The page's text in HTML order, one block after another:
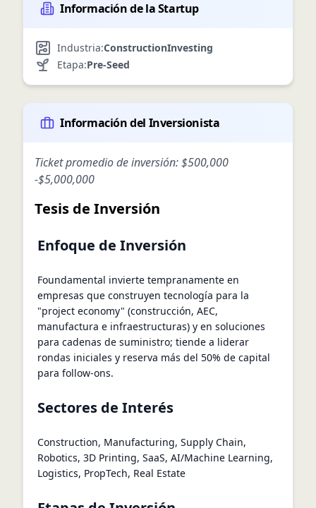
Información de la Startup
Industria:ConstructionInvesting
Etapa:Pre-Seed
Información del Inversionista
Ticket promedio de inversión:$500,000
-$5,000,000
Tesis de Inversión
Enfoque de Inversión
Foundamental invierte tempranamente en
empresas que construyen tecnología para la
"project economy" (construcción, AEC,
manufactura e infraestructuras) y en soluciones
para cadenas de suministro; tiende a liderar
rondas iniciales y reserva más del 50% de capital
para follow‑ons.
Sectores de Interés
Construction, Manufacturing, Supply Chain,
Robotics, 3D Printing, SaaS, AI/Machine Learning,
Logistics, PropTech, Real Estate